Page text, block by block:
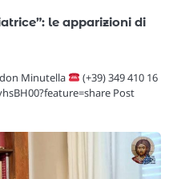
le apparizioni di
Minutella
(+39) 349 410 16
Post